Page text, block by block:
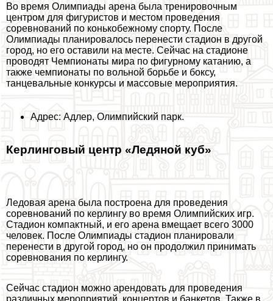
Во время Олимпиады арена была тренировочным
центром для фигуристов и местом проведения
соревнований по конькобежному спорту. После
Олимпиады планировалось перенести стадион в другой
город, но его оставили на месте. Сейчас на стадионе
проводят Чемпионаты мира по фигурному катанию, а
также чемпионаты по вольной борьбе и боксу,
танцевальные конкурсы и массовые мероприятия.
Адрес: Адлер, Олимпийский парк.
Керлинговый центр «Ледяной куб»
Ледовая арена была построена для проведения
соревнований по керлингу во время Олимпийских игр.
Стадион компактный, и его арена вмещает всего 3000
человек. После Олимпиады стадион планировали
перенести в другой город, но он продолжил принимать
соревнования по керлингу.
Сейчас стадион можно арендовать для проведения